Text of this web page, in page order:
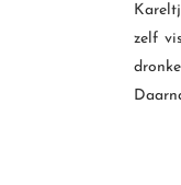
zelf